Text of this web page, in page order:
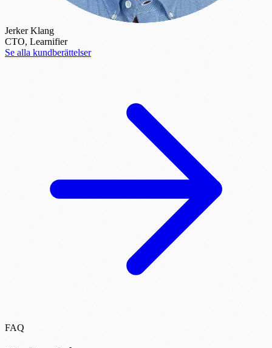
Jerker Klang
CTO, Learnifier
Se alla kundberättelser
FAQ